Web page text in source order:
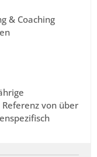
& Coaching
von über